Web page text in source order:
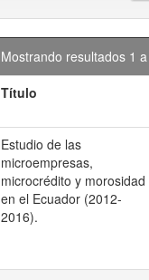
Mostrando resultados 1
Título
Estudio de las
microempresas,
microcrédito y morosidad
en el Ecuador (2012-
2016).